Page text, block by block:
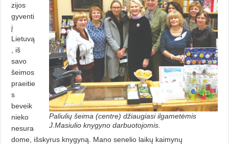
Paliulių šeima (centre) džiaugiasi ilgametėmis
J.Masiulio knygyno darbuotojomis.
zijos
gyventi
į
Lietuvą
, iš
savo
šeimos
praeitie
s
beveik
nieko
nesura
dome, išskyrus knygyną. Mano senelio laikų kaimynų